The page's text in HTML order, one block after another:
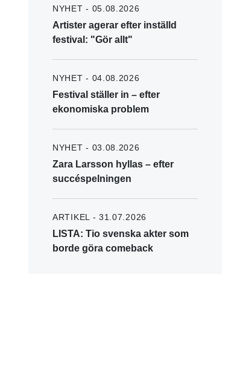
NYHET - 05.08.2026
Artister agerar efter inställd
festival: "Gör allt"
NYHET - 04.08.2026
Festival ställer in – efter
ekonomiska problem
NYHET - 03.08.2026
Zara Larsson hyllas – efter
succéspelningen
ARTIKEL - 31.07.2026
LISTA: Tio svenska akter som
borde göra comeback